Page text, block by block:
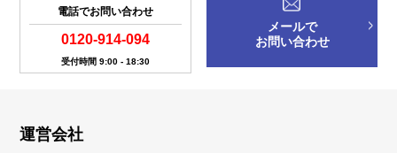
電話でお問い合わせ
0120-914-094
受付時間 9:00 - 18:30
メールで
お問い合わせ
運営会社